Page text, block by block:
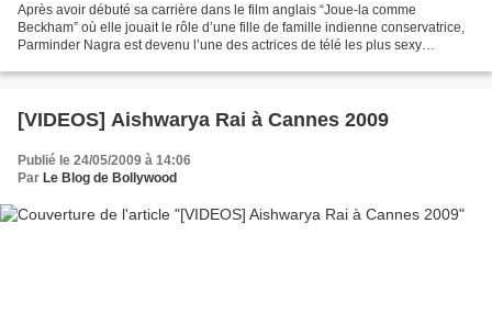
Après avoir débuté sa carrière dans le film anglais “Joue-la comme
Beckham” où elle jouait le rôle d’une fille de famille indienne conservatrice,
Parminder Nagra est devenu l’une des actrices de télé les plus sexy
[VIDEOS] Aishwarya Rai à Cannes 2009
Publié le 24/05/2009 à 14:06
Par Le Blog de Bollywood